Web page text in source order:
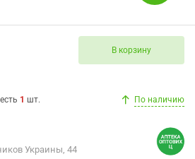
В корзину
1 шт. По наличию
Украины, 44